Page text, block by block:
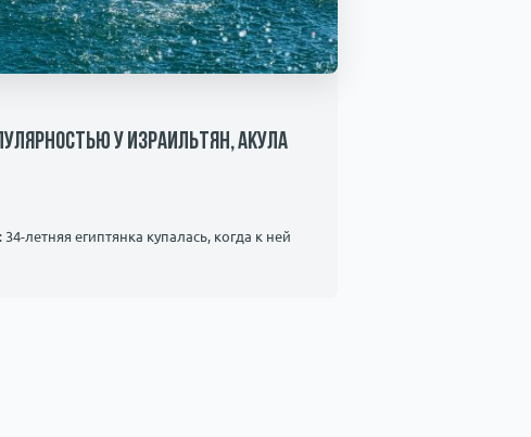
у израильтян, акула
летняя египтянка купалась, когда к ней